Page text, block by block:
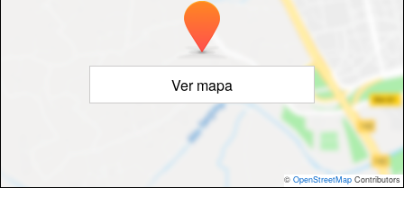
Ver mapa
© OpenStreetMap Contributors